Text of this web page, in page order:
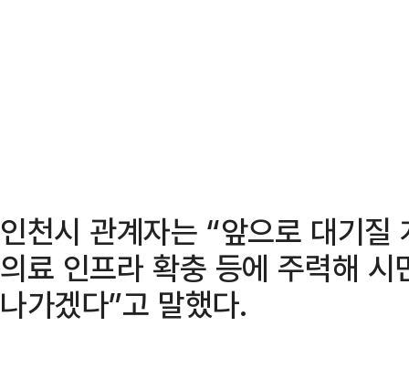
인천시 관계자는 “앞으로 대기질
의료 인프라 확충 등에 주력해
나가겠다”고 말했다.